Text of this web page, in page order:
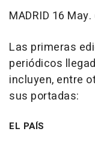
MADRID 16 May.
Las primeras
periódicos
incluyen, entre
sus portadas:
EL PAÍS